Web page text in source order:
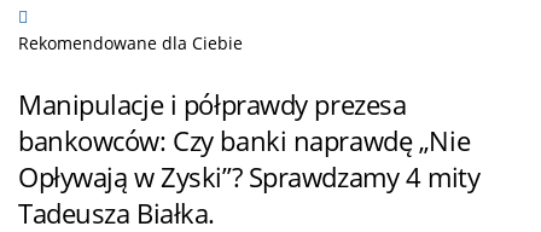
Rekomendowane dla Ciebie
Manipulacje i półprawdy prezesa
bankowców: Czy banki naprawdę „Nie
Opływają w Zyski”? Sprawdzamy 4 mity
Tadeusza Białka.